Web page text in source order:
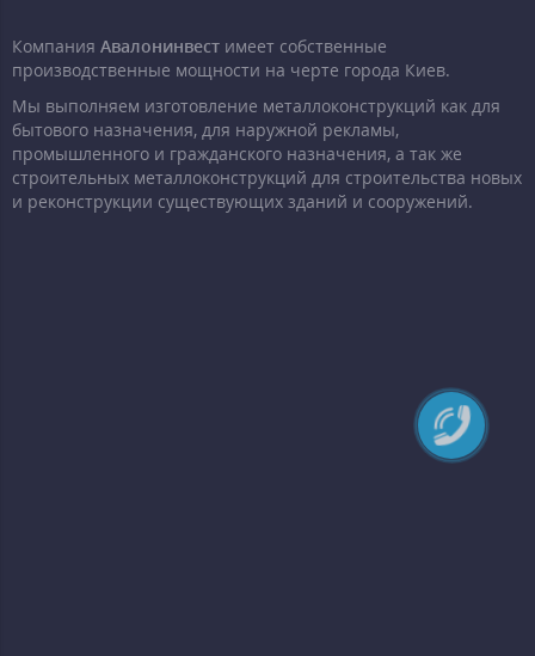
Компания Авалонинвест имеет собственные
производственные мощности на черте города Киев.
Мы выполняем изготовление металлоконструкций как для
бытового назначения, для наружной рекламы,
промышленного и гражданского назначения, а так же
строительных металлоконструкций для строительства новых
и реконструкции существующих зданий и сооружений.